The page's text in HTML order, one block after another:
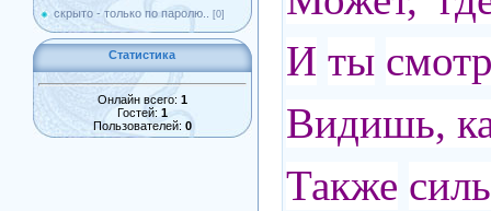
скрыто - только по паролю.. [0]
Статистика
Онлайн всего: 1
Гостей: 1
Пользователей: 0
И ты
Видишь,
Также